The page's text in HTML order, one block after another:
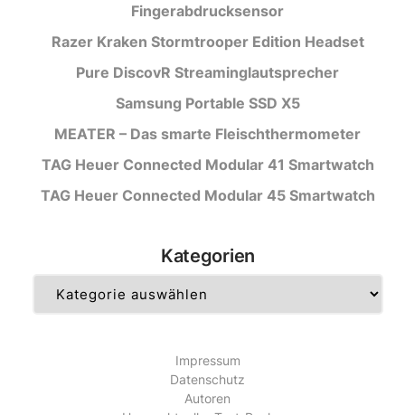
Fingerabdrucksensor
Razer Kraken Stormtrooper Edition Headset
Pure DiscovR Streaminglautsprecher
Samsung Portable SSD X5
MEATER – Das smarte Fleischthermometer
TAG Heuer Connected Modular 41 Smartwatch
TAG Heuer Connected Modular 45 Smartwatch
Kategorien
Impressum
Datenschutz
Autoren